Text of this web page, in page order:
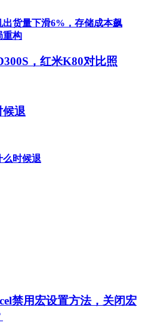
，红米K80对比照
候退
禁用宏设置方法，关闭宏